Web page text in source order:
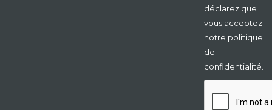
déclarez que
vous acceptez
notre politique
de
confidentialité.